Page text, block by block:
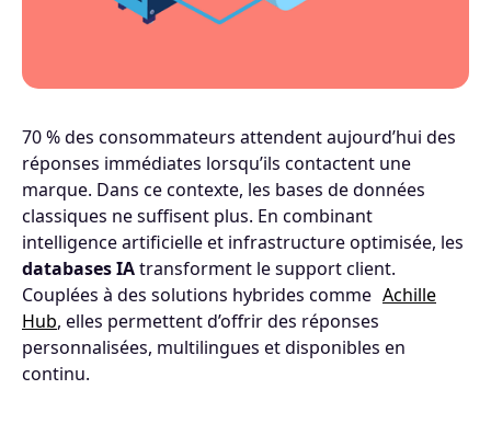
70 % des consommateurs attendent aujourd’hui des
réponses immédiates lorsqu’ils contactent une
marque. Dans ce contexte, les bases de données
classiques ne suffisent plus. En combinant
intelligence artificielle et infrastructure optimisée, les
databases IAtransforment le support client.
Couplées à des solutions hybrides comme Achille
Hub, elles permettent d’offrir des réponses
personnalisées, multilingues et disponibles en
continu.